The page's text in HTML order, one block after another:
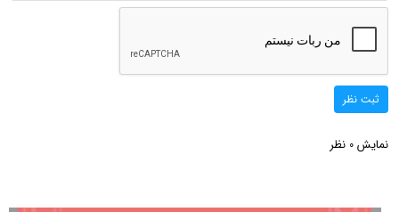
ثبت نظر
نمایش 0 نظر